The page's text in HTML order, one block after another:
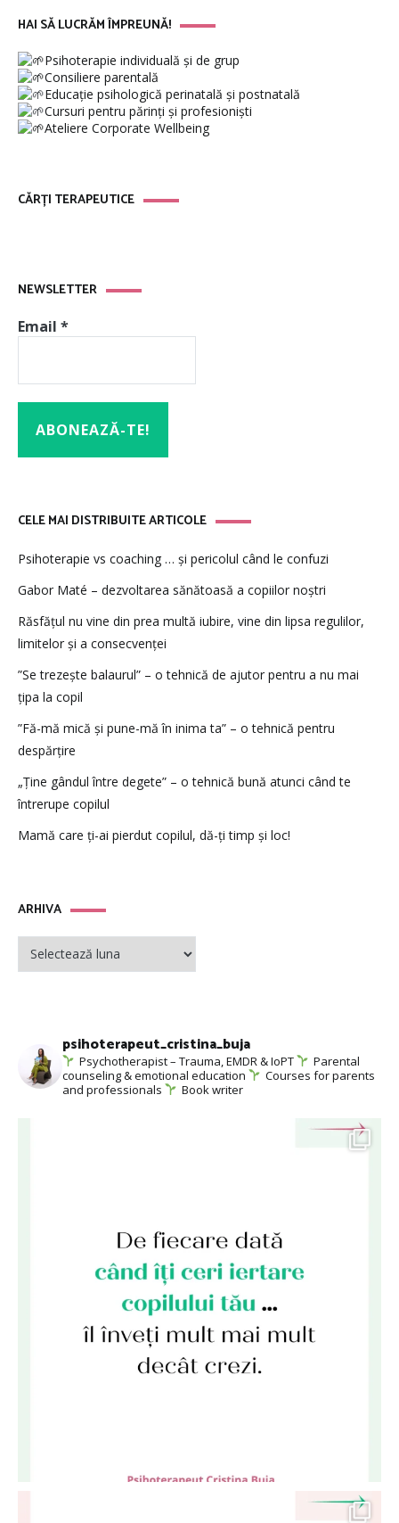
HAI SĂ LUCRĂM ÎMPREUNĂ!
Psihoterapie individuală și de grup
Consiliere parentală
Educație psihologică perinatală și postnatală
Cursuri pentru părinți și profesioniști
Ateliere Corporate Wellbeing
CĂRȚI TERAPEUTICE
NEWSLETTER
Email *
CELE MAI DISTRIBUITE ARTICOLE
Psihoterapie vs coaching … și pericolul când le confuzi
Gabor Maté – dezvoltarea sănătoasă a copiilor noștri
Răsfățul nu vine din prea multă iubire, vine din lipsa regulilor,
limitelor și a consecvenței
”Se trezește balaurul” – o tehnică de ajutor pentru a nu mai
țipa la copil
”Fă-mă mică și pune-mă în inima ta” – o tehnică pentru
despărțire
„Ține gândul între degete” – o tehnică bună atunci când te
întrerupe copilul
Mamă care ți-ai pierdut copilul, dă-ți timp și loc!
ARHIVAARHIVA
psihoterapeut_cristina_buja
Psychotherapist – Trauma, EMDR & IoPT
Parental
counseling & emotional education
Courses for parents
and professionals
Book writer